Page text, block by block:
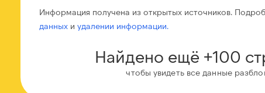
Информация получена из открытых источников.
данных иудалении информации.
Найдено ещё +100
чтобы увидеть все данные